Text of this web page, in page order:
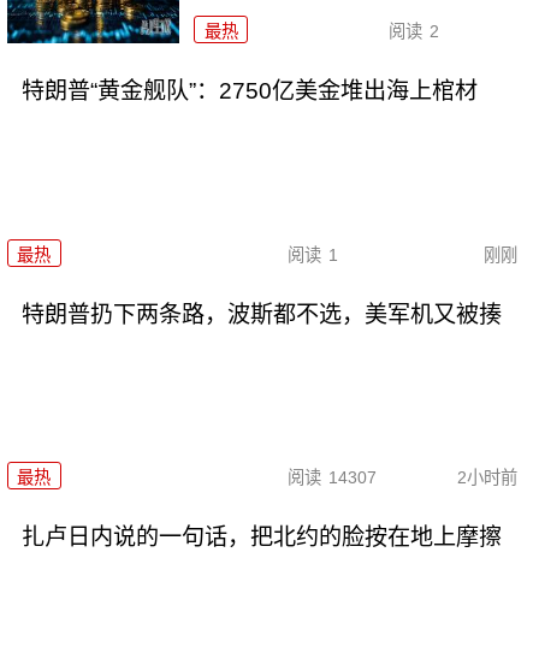
最热 阅读 2
特朗普“黄金舰队”：2750亿美金堆出海上棺材
最热 阅读 1 刚刚
特朗普扔下两条路，波斯都不选，美军机又被揍
最热 阅读 14307 2小时前
扎卢日内说的一句话，把北约的脸按在地上摩擦